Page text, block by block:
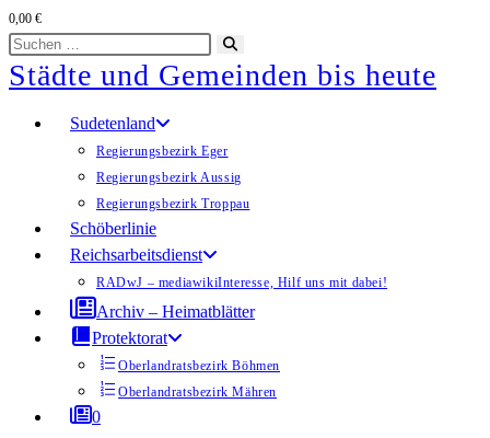
0,00 €
Diese
Website
durchsuchen
starten
Städte und Gemeinden bis heute
Sudetenland
Regierungsbezirk Eger
Regierungsbezirk Aussig
Regierungsbezirk Troppau
Schöberlinie
Reichsarbeitsdienst
RADwJ – mediawikiInteresse, Hilf uns mit dabei!
Archiv – Heimatblätter
Protektorat
Oberlandratsbezirk Böhmen
Oberlandratsbezirk Mähren
0